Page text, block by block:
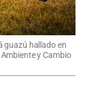
guazú hallado en
y Cambio